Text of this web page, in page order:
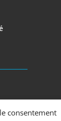
consentement